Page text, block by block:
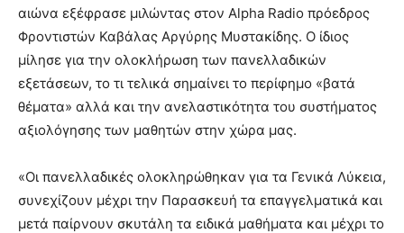
αιώνα εξέφρασε μιλώντας στον Alpha Radio πρόεδρος
Φροντιστών Καβάλας Αργύρης Μυστακίδης. Ο ίδιος
μίλησε για την ολοκλήρωση των πανελλαδικών
εξετάσεων, το τι τελικά σημαίνει το περίφημο «βατά
θέματα» αλλά και την ανελαστικότητα του συστήματος
αξιολόγησης των μαθητών στην χώρα μας.
«Οι πανελλαδικές ολοκληρώθηκαν για τα Γενικά Λύκεια,
συνεχίζουν μέχρι την Παρασκευή τα επαγγελματικά και
μετά παίρνουν σκυτάλη τα ειδικά μαθήματα και μέχρι το